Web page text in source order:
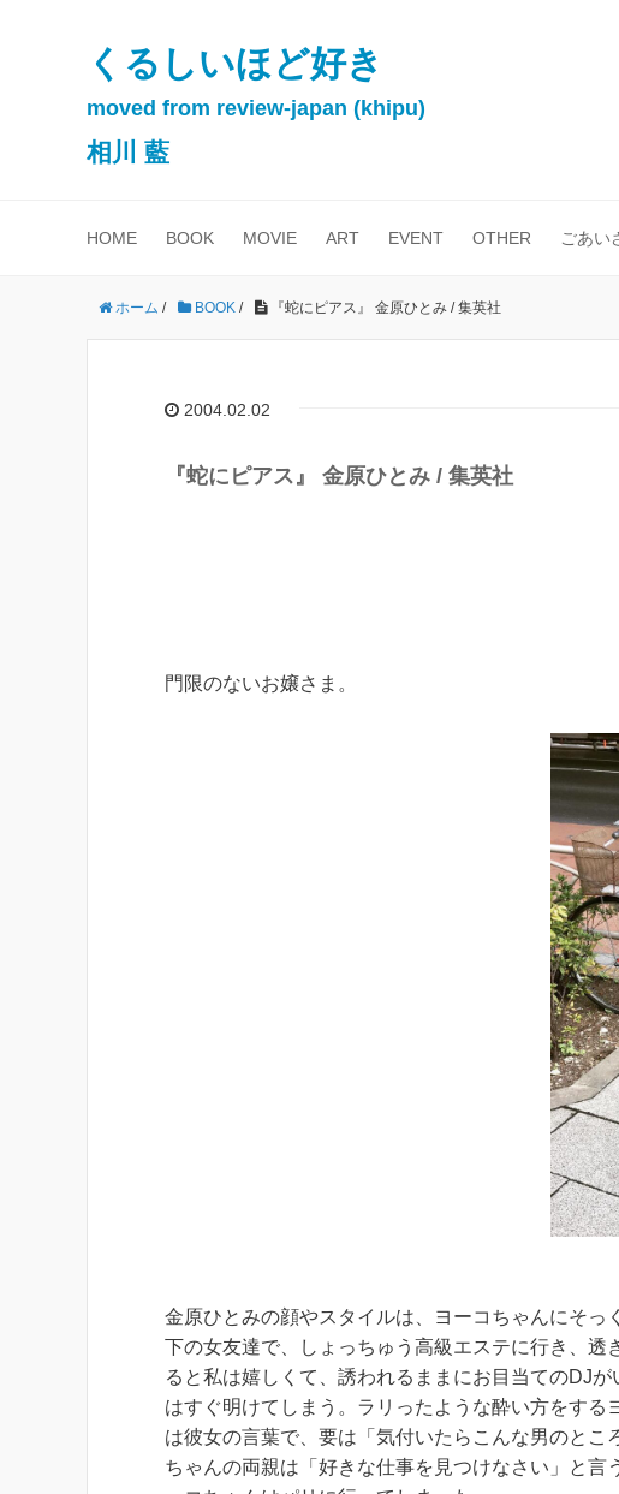
くるしいほど好き
moved from review-japan (khipu)
相川 藍
HOME BOOK MOVIE ART EVENT OTHER ごあい
ホーム / BOOK / 『蛇にピアス』 金原ひとみ / 集英社
2004.02.02
『蛇にピアス』 金原ひとみ / 集英社
門限のないお嬢さま。
金原ひとみの顔やスタイルは、ヨーコちゃんにそ
下の女友達で、しょっちゅう高級エステに行き、
ると私は嬉しくて、誘われるままにお目当てのDJ
はすぐ明けてしまう。ラリったような酔い方をす
は彼女の言葉で、要は「気付いたらこんな男のと
ちゃんの両親は「好きな仕事を見つけなさい」と